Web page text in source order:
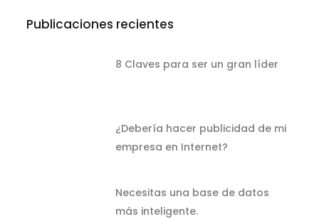
Publicaciones recientes
8 Claves para ser un gran líder
¿Debería hacer publicidad de mi
empresa en Internet?
Necesitas una base de datos
más inteligente.